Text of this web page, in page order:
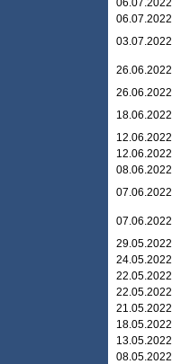
06.07.2022
06.07.2022
03.07.2022
26.06.2022
26.06.2022
18.06.2022
12.06.2022
12.06.2022
08.06.2022
07.06.2022
07.06.2022
29.05.2022
24.05.2022
22.05.2022
22.05.2022
21.05.2022
18.05.2022
13.05.2022
08.05.2022